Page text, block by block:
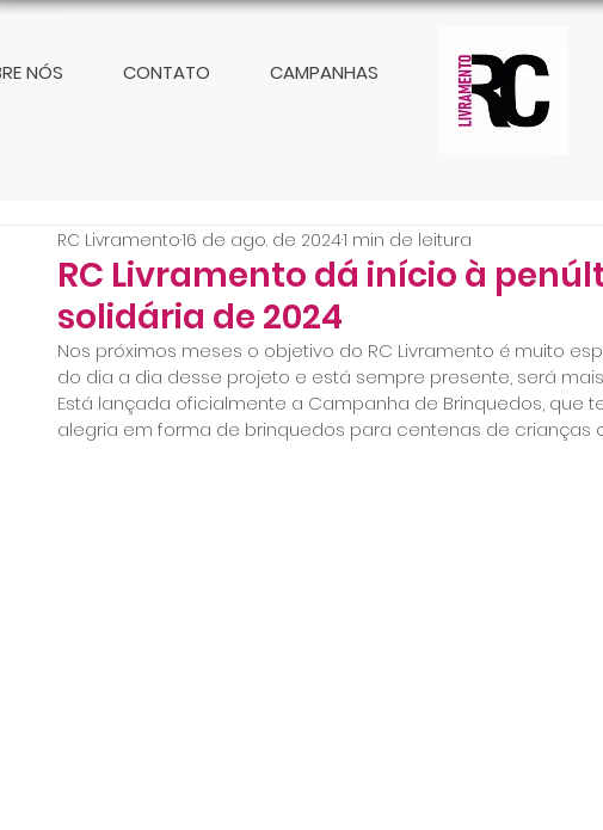
NÓS CONTATO CAMPANHAS
RC Livramento dá início à
solidária de 2024
RC Livramento16 de ago. de 20241 min de leitura
Nos próximos meses o objetivo do RC Livramento é muito
do dia a dia desse projeto e está sempre presente, será
Está lançada oficialmente a Campanha de Brinquedos, que
alegria em forma de brinquedos para centenas de crianças